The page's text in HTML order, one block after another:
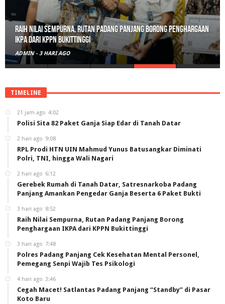
Raih Nilai Sempurna, Rutan Padang Panjang Borong Penghargaan
IKPA dari KPPN Bukittinggi
ADMIN - 3 HARI AGO
TIMELINE
21 jam ago 4:02
Polisi Sita 82 Paket Ganja Siap Edar di Tanah Datar
2 hari ago 9:08
RPL Prodi HTN UIN Mahmud Yunus Batusangkar Diminati
Polri, TNI, hingga Wali Nagari
2 hari ago 6:12
Gerebek Rumah di Tanah Datar, Satresnarkoba Padang
Panjang Amankan Pengedar Ganja Beserta 6 Paket Bukti
3 hari ago 8:52
Raih Nilai Sempurna, Rutan Padang Panjang Borong
Penghargaan IKPA dari KPPN Bukittinggi
3 hari ago 7:48
Polres Padang Panjang Cek Kesehatan Mental Personel,
Pemegang Senpi Wajib Tes Psikologi
4 hari ago 3:46
Cegah Macet! Satlantas Padang Panjang “Standby” di Pasar
Koto Baru